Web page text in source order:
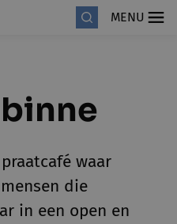
MENU
waar
die
in een open en